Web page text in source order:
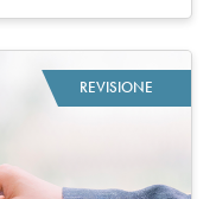
REVISIONE